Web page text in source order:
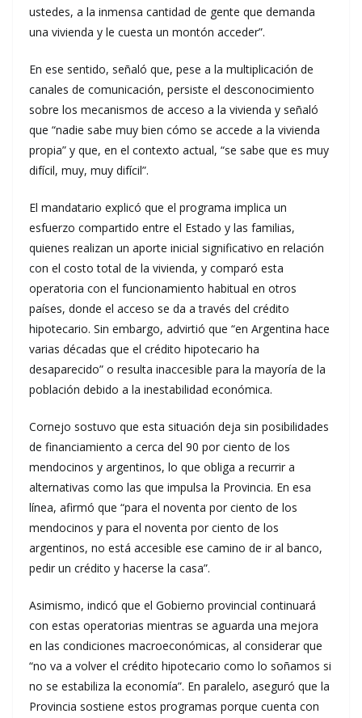
ustedes, a la inmensa cantidad de gente que demanda
una vivienda y le cuesta un montón acceder”.
En ese sentido, señaló que, pese a la multiplicación de
canales de comunicación, persiste el desconocimiento
sobre los mecanismos de acceso a la vivienda y señaló
que “nadie sabe muy bien cómo se accede a la vivienda
propia” y que, en el contexto actual, “se sabe que es muy
difícil, muy, muy difícil”.
El mandatario explicó que el programa implica un
esfuerzo compartido entre el Estado y las familias,
quienes realizan un aporte inicial significativo en relación
con el costo total de la vivienda, y comparó esta
operatoria con el funcionamiento habitual en otros
países, donde el acceso se da a través del crédito
hipotecario. Sin embargo, advirtió que “en Argentina hace
varias décadas que el crédito hipotecario ha
desaparecido” o resulta inaccesible para la mayoría de la
población debido a la inestabilidad económica.
Cornejo sostuvo que esta situación deja sin posibilidades
de financiamiento a cerca del 90 por ciento de los
mendocinos y argentinos, lo que obliga a recurrir a
alternativas como las que impulsa la Provincia. En esa
línea, afirmó que “para el noventa por ciento de los
mendocinos y para el noventa por ciento de los
argentinos, no está accesible ese camino de ir al banco,
pedir un crédito y hacerse la casa”.
Asimismo, indicó que el Gobierno provincial continuará
con estas operatorias mientras se aguarda una mejora
en las condiciones macroeconómicas, al considerar que
“no va a volver el crédito hipotecario como lo soñamos si
no se estabiliza la economía”. En paralelo, aseguró que la
Provincia sostiene estos programas porque cuenta con